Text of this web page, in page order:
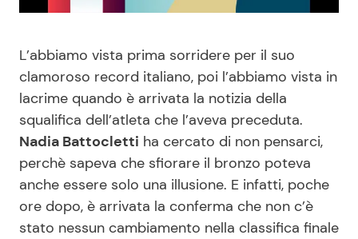
Mondo Mamma
News benessere
Salute
Viaggi e Turismo
Le Ricette in TV
Primi Piatti
Ricette Facili e Veloci
Ricette Feste
L’abbiamo vista prima sorridere per il suo
clamoroso record italiano, poi l’abbiamo vista in
lacrime quando è arrivata la notizia della
squalifica dell’atleta che l’aveva preceduta.
Nadia Battocletti ha cercato di non pensarci,
perchè sapeva che sfiorare il bronzo poteva
anche essere solo una illusione. E infatti, poche
ore dopo, è arrivata la conferma che non c’è
stato nessun cambiamento nella classifica finale